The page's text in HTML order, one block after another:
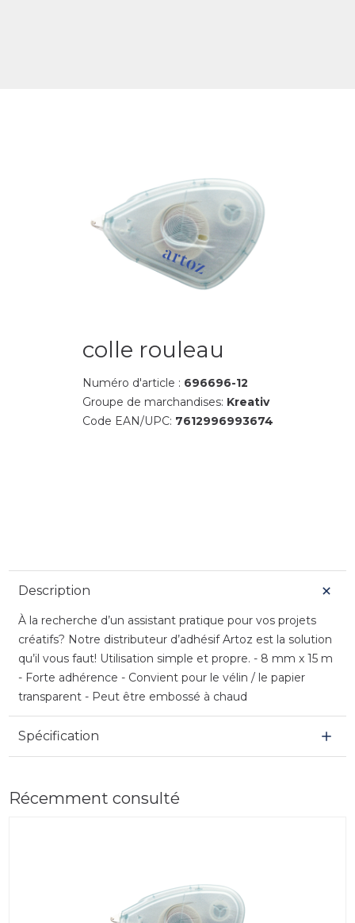
colle rouleau
Numéro d'article : 696696-12
Groupe de marchandises: Kreativ
Code EAN/UPC: 7612996993674
Description
À la recherche d’un assistant pratique pour vos projets
créatifs? Notre distributeur d’adhésif Artoz est la solution
qu’il vous faut! Utilisation simple et propre. - 8 mm x 15 m
- Forte adhérence - Convient pour le vélin / le papier
transparent - Peut être embossé à chaud
Spécification
Récemment consulté